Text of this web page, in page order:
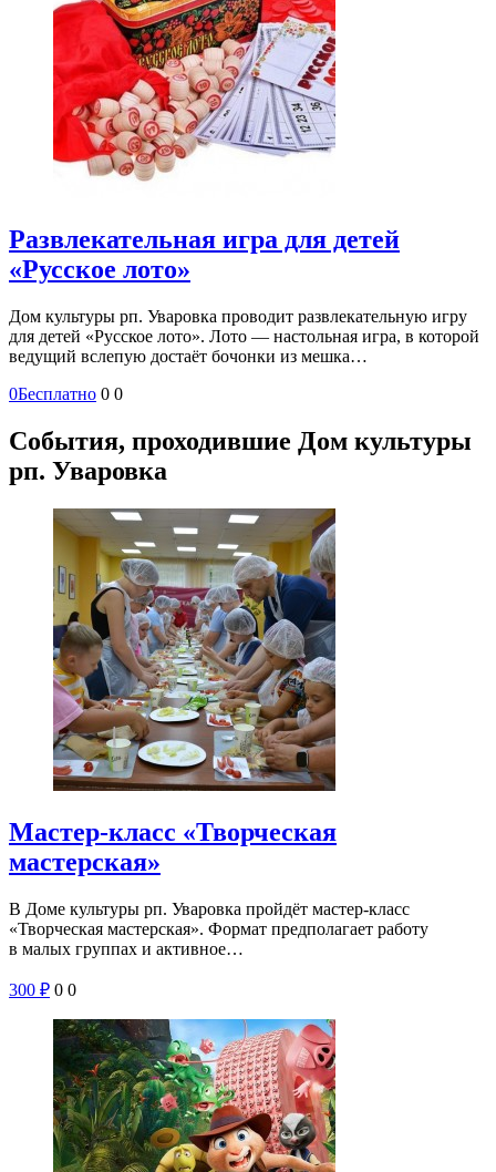
Развлекательная игра для детей
«Русское лото»
Дом культуры рп. Уваровка проводит развлекательную игру
для детей «Русское лото». Лото — настольная игра, в которой
ведущий вслепую достаёт бочонки из мешка…
0Бесплатно 0 0
События, проходившие Дом культуры
рп. Уваровка
Мастер-класс «Творческая
мастерская»
В Доме культуры рп. Уваровка пройдёт мастер-класс
«Творческая мастерская». Формат предполагает работу
в малых группах и активное…
300 ₽ 0 0